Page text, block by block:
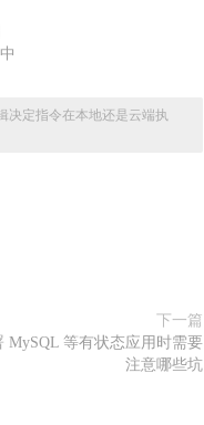
决定指令在本地还是云端执
下一篇
MySQL 等有状态应用时需要
注意哪些坑